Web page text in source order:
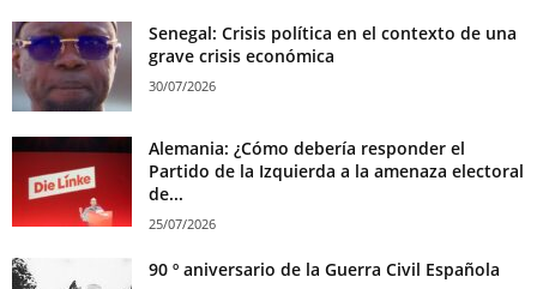
Senegal: Crisis política en el contexto de una
grave crisis económica
30/07/2026
Alemania: ¿Cómo debería responder el
Partido de la Izquierda a la amenaza electoral
de...
25/07/2026
90 º aniversario de la Guerra Civil Española